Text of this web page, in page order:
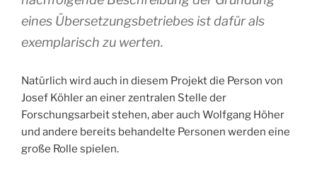
eines Übersetzungsbetriebes ist dafür als
exemplarisch zu werten.
Natürlich wird auch in diesem Projekt die Person von
Josef Köhler an einer zentralen Stelle der
Forschungsarbeit stehen, aber auch Wolfgang Höher
und andere bereits behandelte Personen werden eine
große Rolle spielen.